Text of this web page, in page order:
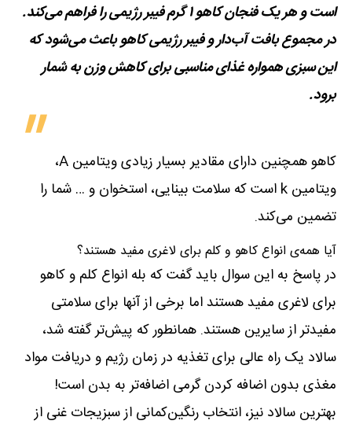
است و هر یک فنجان کاهو ۱ گرم فیبر رژیمی را فراهم می‌کند.
در مجموع بافت آب‌دار و فیبر رژیمی کاهو باعث می‌شود که
این سبزی همواره غذای مناسبی برای کاهش وزن به شمار
برود.
کاهو همچنین دارای مقادیر بسیار زیادی ویتامین A،
ویتامین k است که سلامت بینایی،‌ استخوان و … شما را
تضمین می‌کند.
آیا همه‌ی انواع کاهو و کلم برای لاغری مفید هستند؟
در پاسخ به این سوال باید گفت که بله انواع کلم و کاهو
برای لاغری مفید هستند اما برخی از آنها برای سلامتی
مفیدتر از سایرین هستند. همانطور که پیش‌تر گفته شد،
سالاد یک راه عالی برای تغذیه در زمان رژیم و دریافت مواد
مغذی بدون اضافه کردن گرمی اضافه‌تر به بدن است!
بهترین سالاد نیز، انتخاب رنگین‌کمانی از سبزیجات غنی از